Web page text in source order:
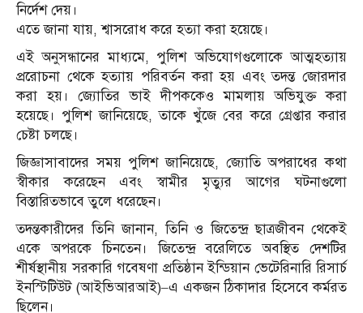
নির্দেশ দেয়।
এতে জানা যায়, শ্বাসরোধ করে হত্যা করা হয়েছে।
এই অনুসন্ধানের মাধ্যমে, পুলিশ অভিযোগগুলোকে আত্মহত্যায়
প্ররোচনা থেকে হত্যায় পরিবর্তন করা হয় এবং তদন্ত জোরদার
করা হয়। জ্যোতির ভাই দীপককেও মামলায় অভিযুক্ত করা
হয়েছে। পুলিশ জানিয়েছে, তাকে খুঁজে বের করে গ্রেপ্তার করার
চেষ্টা চলছে।
জিজ্ঞাসাবাদের সময় পুলিশ জানিয়েছে, জ্যোতি অপরাধের কথা
স্বীকার করেছেন এবং স্বামীর মৃত্যুর আগের ঘটনাগুলো
বিস্তারিতভাবে তুলে ধরেছেন।
তদন্তকারীদের তিনি জানান, তিনি ও জিতেন্দ্র ছাত্রজীবন থেকেই
একে অপরকে চিনতেন। জিতেন্দ্র বরেলিতে অবস্থিত দেশটির
শীর্ষস্থানীয় সরকারি গবেষণা প্রতিষ্ঠান ইন্ডিয়ান ভেটেরিনারি রিসার্চ
ইনস্টিটিউট (আইভিআরআই)–এ একজন ঠিকাদার হিসেবে কর্মরত
ছিলেন।